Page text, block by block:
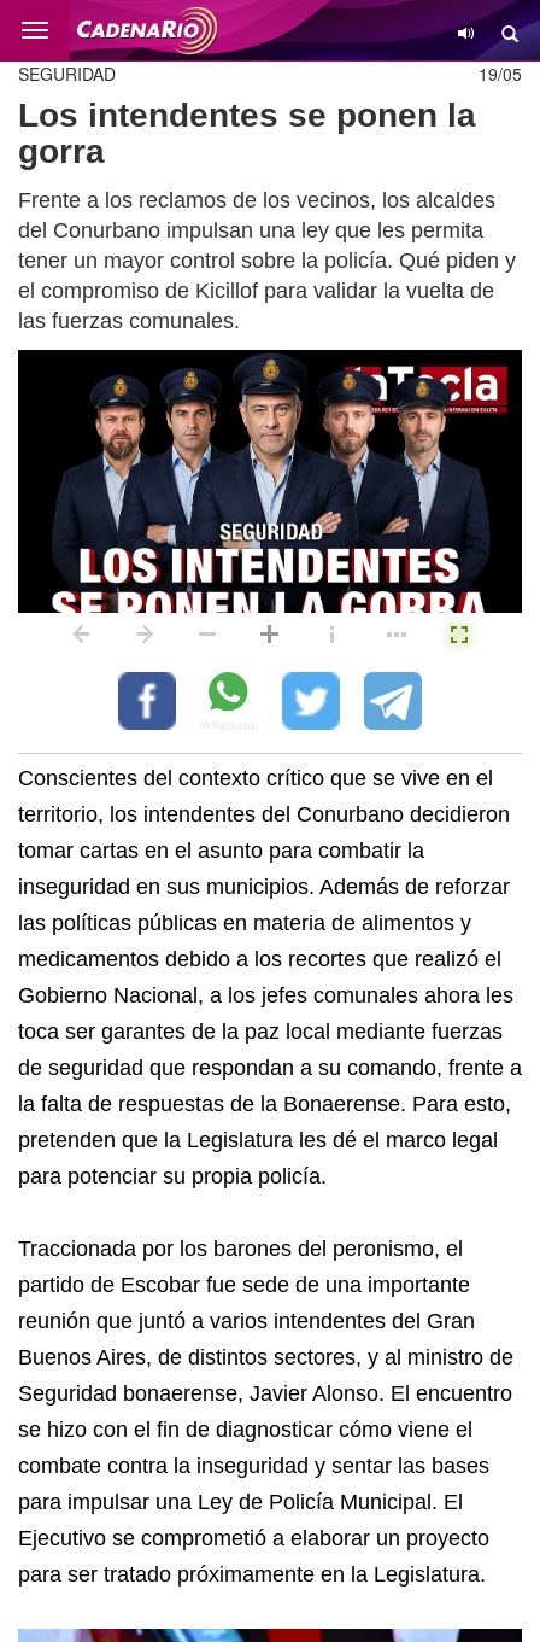
Cambio
19/05
SEGURIDAD
Los intendentes se ponen la
gorra
Frente a los reclamos de los vecinos, los alcaldes
del Conurbano impulsan una ley que les permita
tener un mayor control sobre la policía. Qué piden y
el compromiso de Kicillof para validar la vuelta de
las fuerzas comunales.
Conscientes del contexto crítico que se vive en el
territorio, los intendentes del Conurbano decidieron
tomar cartas en el asunto para combatir la
inseguridad en sus municipios. Además de reforzar
las políticas públicas en materia de alimentos y
medicamentos debido a los recortes que realizó el
Gobierno Nacional, a los jefes comunales ahora les
toca ser garantes de la paz local mediante fuerzas
de seguridad que respondan a su comando, frente a
la falta de respuestas de la Bonaerense. Para esto,
pretenden que la Legislatura les dé el marco legal
para potenciar su propia policía.
Traccionada por los barones del peronismo, el
partido de Escobar fue sede de una importante
reunión que juntó a varios intendentes del Gran
Buenos Aires, de distintos sectores, y al ministro de
Seguridad bonaerense, Javier Alonso. El encuentro
se hizo con el fin de diagnosticar cómo viene el
combate contra la inseguridad y sentar las bases
para impulsar una Ley de Policía Municipal. El
Ejecutivo se comprometió a elaborar un proyecto
para ser tratado próximamente en la Legislatura.